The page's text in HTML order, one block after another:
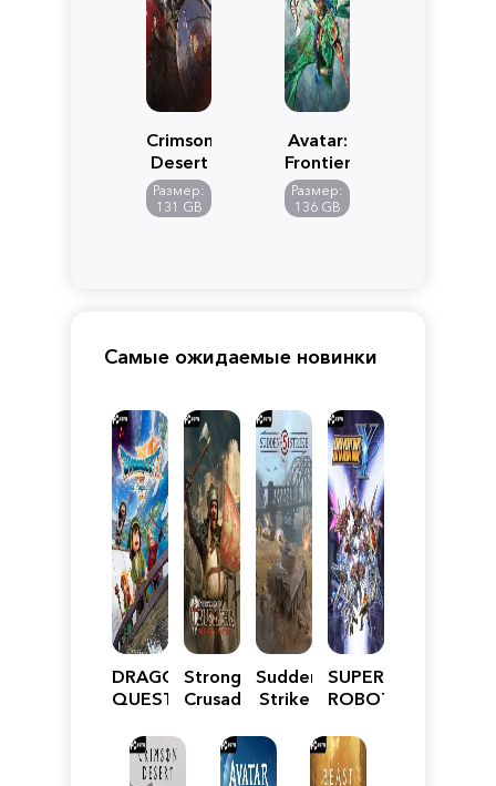
Crimson
Desert
Размер:
131 GB
Avatar:
Frontiers
of
Pandora
Размер:
136 GB
Самые ожидаемые новинки
DRAGON
QUEST
Reimagined
Stronghold
Crusader:
Edition
Sudden
Strike
SUPER
ROBOT
Y